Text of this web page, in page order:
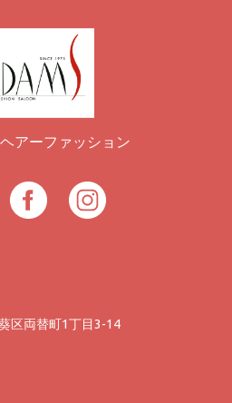
アーファッション
区両替町1丁目3-14